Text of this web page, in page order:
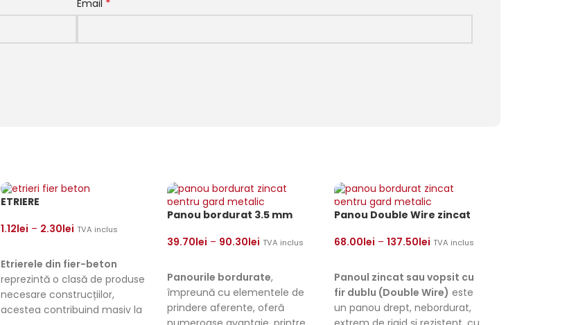
Email
ETRIERE
1.12lei – 2.30lei TVA inclus
Etrierele din fier-beton
reprezintă o clasă de produse
necesare construcțiilor,
acestea contribuind masiv la
Panou bordurat 3.5 mm
39.70lei – 90.30lei TVA inclus
Panourile bordurate,
împreună cu elementele de
prindere aferente, oferă
Panou Double Wire zincat
68.00lei – 137.50lei TVA inclus
Panoul zincat sau vopsit cu
fir dublu (Double Wire) este
un panou drept, nebordurat,